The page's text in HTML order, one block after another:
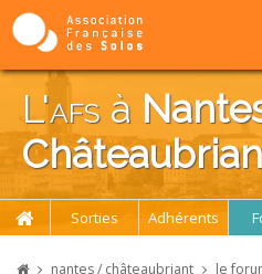
L'afs à
Sorties Adhérents
nantes / châteaubriant le